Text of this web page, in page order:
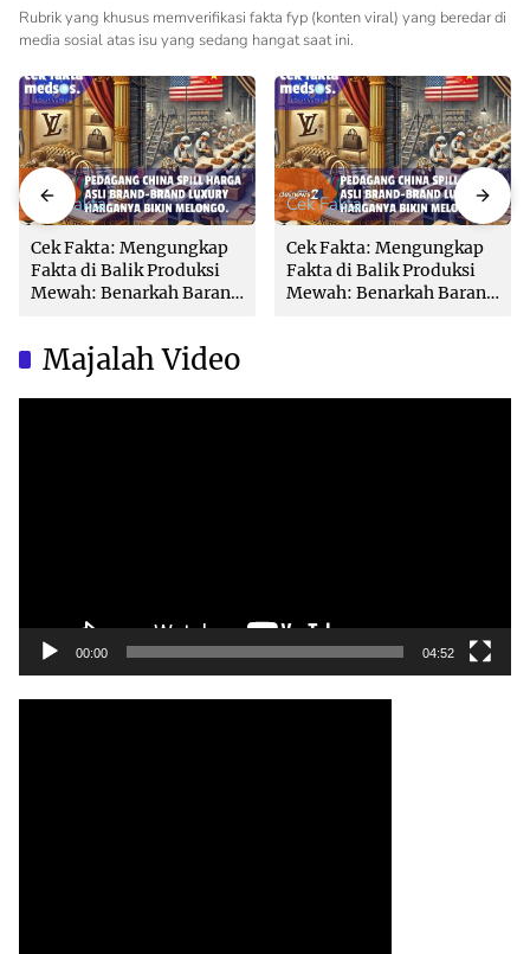
Rubrik yang khusus memverifikasi fakta fyp (konten viral) yang beredar di
media sosial atas isu yang sedang hangat saat ini.
Cek Fakta
Cek Fakta: Mengungkap
Fakta di Balik Produksi
Mewah: Benarkah Barang
Cek Fakta
Cek Fakta: Mengungkap
Fakta di Balik Produksi
Mewah: Benarkah Barang
Majalah Video
00:00 04:52